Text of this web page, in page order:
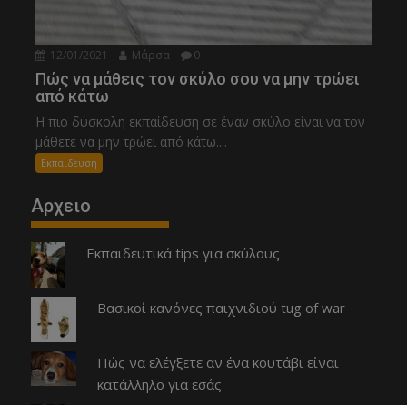
12/01/2021 Μάρσα 0
Πώς να μάθεις τον σκύλο σου να μην τρώει
από κάτω
Η πιο δύσκολη εκπαίδευση σε έναν σκύλο είναι να τον
μάθετε να μην τρώει από κάτω....
Εκπαιδευση
Αρχειο
Εκπαιδευτικά tips για σκύλους
Βασικοί κανόνες παιχνιδιού tug of war
Πώς να ελέγξετε αν ένα κουτάβι είναι
κατάλληλο για εσάς